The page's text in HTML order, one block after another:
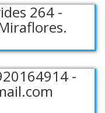
264 -
-